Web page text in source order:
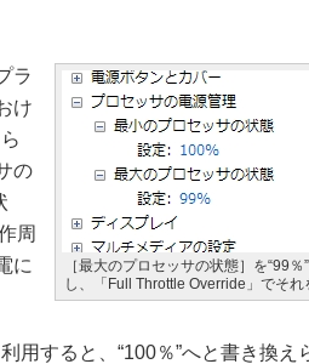
［最大のプロセッサの状態］を“99％
し、「Full Throttle Override」でそれ
ラ
け
の
周
に
すると、“100％”へと書き換え